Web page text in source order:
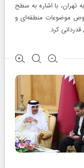
تهران، با اشاره به سطح
موضوعات منطقه‌ای و
کرد.